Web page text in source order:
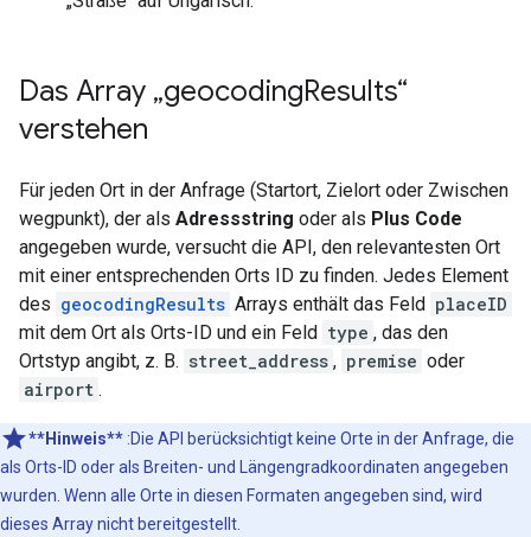
Das Array „geocodingResults“
verstehen
Für jeden Ort in der Anfrage (Startort, Zielort oder Zwischen
wegpunkt), der als Adressstring oder als Plus Code
angegeben wurde, versucht die API, den relevantesten Ort
mit einer entsprechenden Orts ID zu finden. Jedes Element
des geocodingResults Arrays enthält das Feld placeID
mit dem Ort als Orts-ID und ein Feld type , das den
Ortstyp angibt, z. B. street_address , premise oder
airport .
**Hinweis** :Die API berücksichtigt keine Orte in der Anfrage, die
als Orts-ID oder als Breiten- und Längengradkoordinaten angegeben
wurden. Wenn alle Orte in diesen Formaten angegeben sind, wird
dieses Array nicht bereitgestellt.